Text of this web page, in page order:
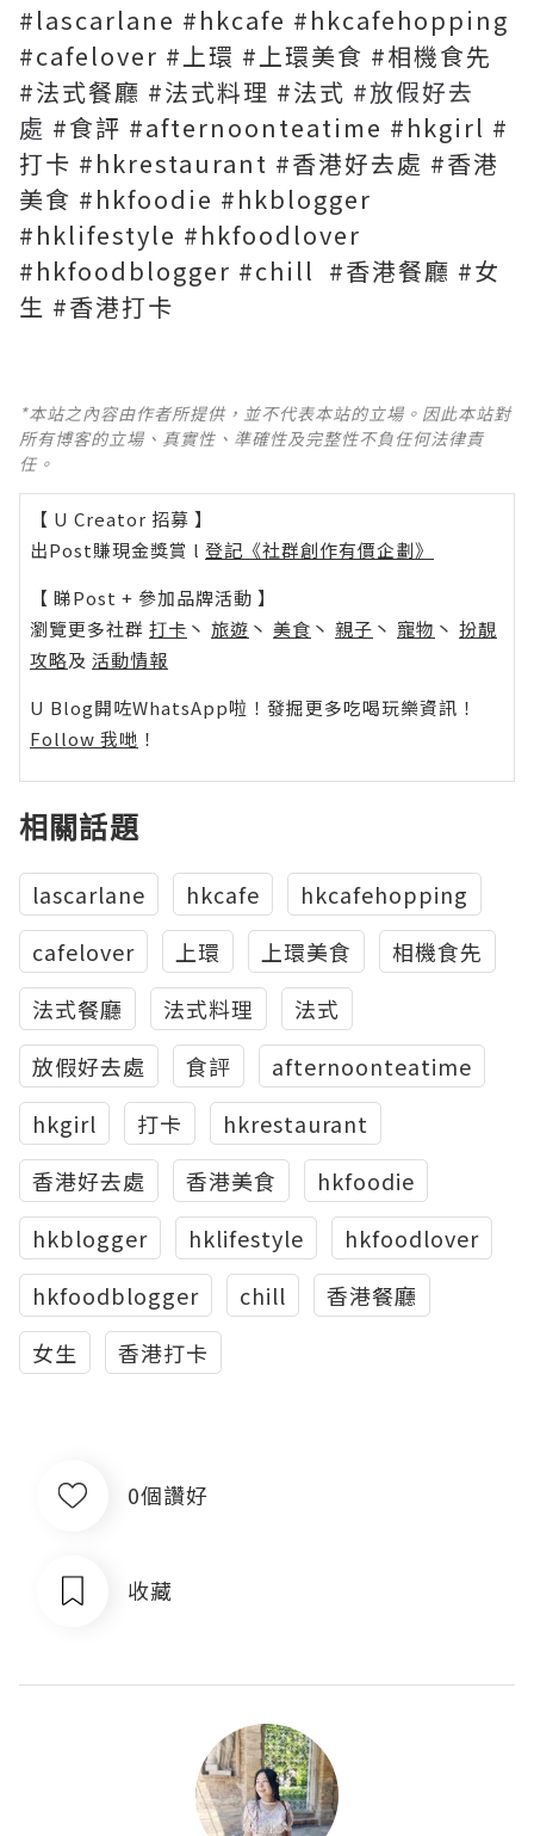
#lascarlane #hkcafe #hkcafehopping
#cafelover #上環 #上環美食 #相機食先
#法式餐廳 #法式料理 #法式 #放假好去
處 #食評 #afternoonteatime #hkgirl #
打卡 #hkrestaurant #香港好去處 #香港
美食 #hkfoodie #hkblogger
#hklifestyle #hkfoodlover
#hkfoodblogger #chill #香港餐廳 #女
生 #香港打卡
*本站之內容由作者所提供，並不代表本站的立場。因此本站對
所有博客的立場、真實性、準確性及完整性不負任何法律責
任。
【 U Creator 招募 】
出Post賺現金獎賞 l 登記《社群創作有價企劃》
【 睇Post + 參加品牌活動 】
瀏覽更多社群 打卡 丶 旅遊 丶 美食 丶 親子 丶 寵物 丶 扮靚
攻略及 活動情報
U Blog開咗WhatsApp啦！發掘更多吃喝玩樂資訊！
Follow 我哋 ！
相關話題
lascarlane hkcafe
hkcafehopping
cafelover
上環 上環美食
相機食先
法式餐廳
法式料理
法式
放假好去處
食評
afternoonteatime
hkgirl
打卡
hkrestaurant
香港好去處
香港美食
hkfoodie
hkblogger
hklifestyle
hkfoodlover
hkfoodblogger
chill
香港餐廳
女生
香港打卡
0個讚好
收藏